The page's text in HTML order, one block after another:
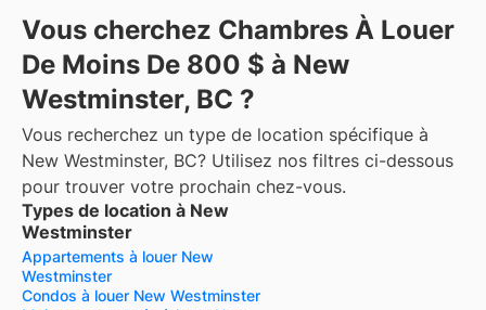
Vous cherchez Chambres À Louer
De Moins De 800 $ à New
Westminster, BC ?
Vous recherchez un type de location spécifique à
New Westminster, BC? Utilisez nos filtres ci-dessous
pour trouver votre prochain chez-vous.
Types de location à New
Westminster
Appartements à louer New
Westminster
Condos à louer New Westminster